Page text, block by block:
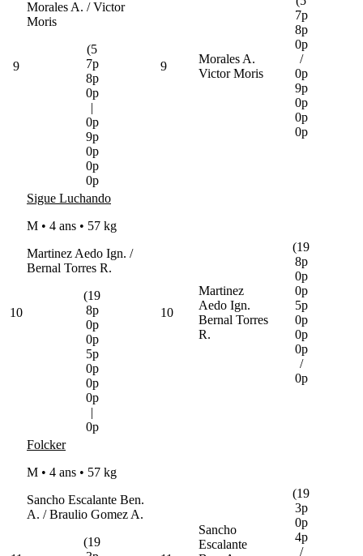
9
Morales A. / Victor
Moris
(5
7p
8p
0p
|
0p
9p
0p
0p
0p
9
Morales A.
Victor Moris
7p
8p
0p
/
0p
9p
0p
0p
0p
10
Sigue Luchando
M • 4 ans • 57 kg
Martinez Aedo Ign. /
Bernal Torres R.
(19
8p
0p
0p
5p
0p
0p
0p
|
0p
10
Martinez
Aedo Ign.
Bernal Torres
R.
(19
8p
0p
0p
5p
0p
0p
0p
/
0p
Folcker
M • 4 ans • 57 kg
Sancho Escalante Ben.
A. / Braulio Gomez A.
(19
Sancho
Escalante
(19
3p
0p
4p
/